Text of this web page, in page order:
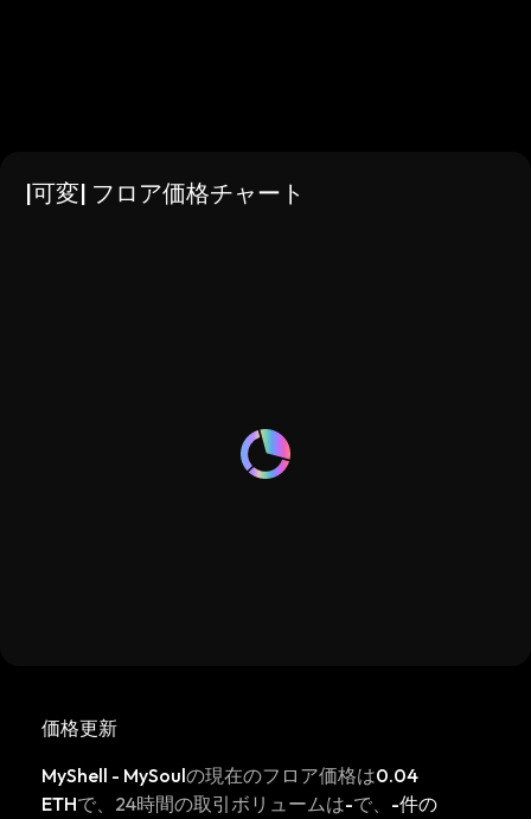
|可変| フロア価格チャート
価格更新
MyShell - MySoulの現在のフロア価格は0.04
ETHで、24時間の取引ボリュームは-で、 -件の